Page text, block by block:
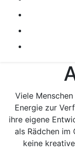
Viele
Energie zur
ihre eigene
als Rädchen
keine